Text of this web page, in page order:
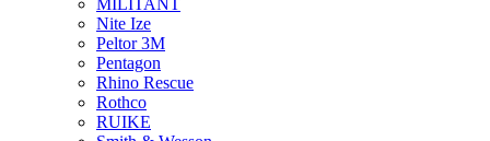
MILITANT
Nite Ize
Peltor 3M
Pentagon
Rhino Rescue
Rothco
RUIKE